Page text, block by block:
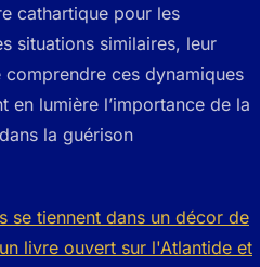
cathartique pour les
situations similaires, leur
ces dynamiques
en lumière l’importance de la
la guérison